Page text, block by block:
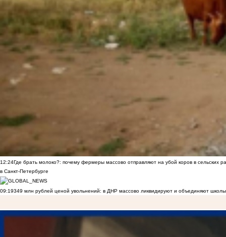
12:24Где брать молоко?: почему фермеры массово отправляют на убой коров в сельских
в Санкт-Петербурге
09:19349 млн рублей ценой увольнений: в ДНР массово ликвидируют и объединяют